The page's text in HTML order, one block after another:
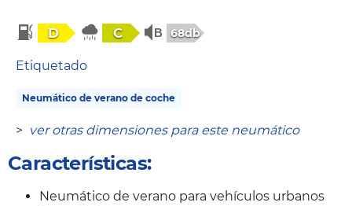
D C 68db
Etiquetado
Neumático de verano de coche
> ver otras dimensiones para este neumático
Características:
Neumático de verano para vehículos urbanos